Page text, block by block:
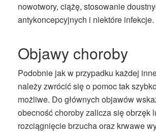
nowotwory, ciążę, stosowanie
antykoncepcyjnych i niektóre infekcje.
Objawy choroby
Podobnie jak w przypadku każdej
należy zwrócić się o pomoc tak
możliwe. Do głównych objawów
obecność choroby zalicza się obrzęk
rozciągnięcie brzucha oraz krwawe